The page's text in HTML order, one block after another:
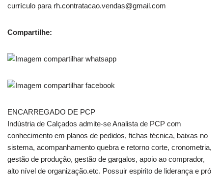
currículo para rh.contratacao.vendas@gmail.com
Compartilhe:
ENCARREGADO DE PCP
Indústria de Calçados admite-se Analista de PCP com
conhecimento em planos de pedidos, fichas técnica, baixas no
sistema, acompanhamento quebra e retorno corte, cronometria,
gestão de produção, gestão de gargalos, apoio ao comprador,
alto nível de organização.etc. Possuir espirito de liderança e pró